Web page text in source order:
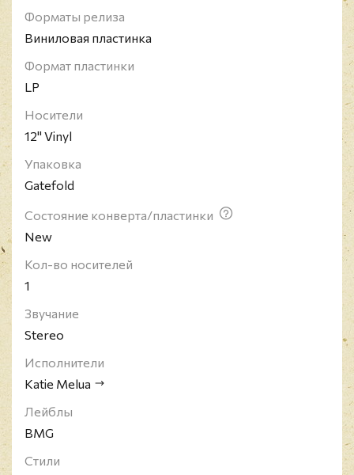
глубоководного концерта - 303 метра ниже
уровня моря на Платформе Troll A компании Statoil
в Северном море. Kэти выступила с группой всех
звезд "Band Du Lac", созданной основателем
на благотворительном концерте для фонда
борьбы с сердечно-сосудистыми заболеваниями -
Форматы релиза
Виниловая пластинка
Формат пластинки
LP
Носители
12" Vinyl
Упаковка
Gatefold
Состояние конверта/пластинки
New
Кол-во носителей
1
Звучание
Stereo
Исполнители
Katie Melua
Лейблы
BMG
Стили